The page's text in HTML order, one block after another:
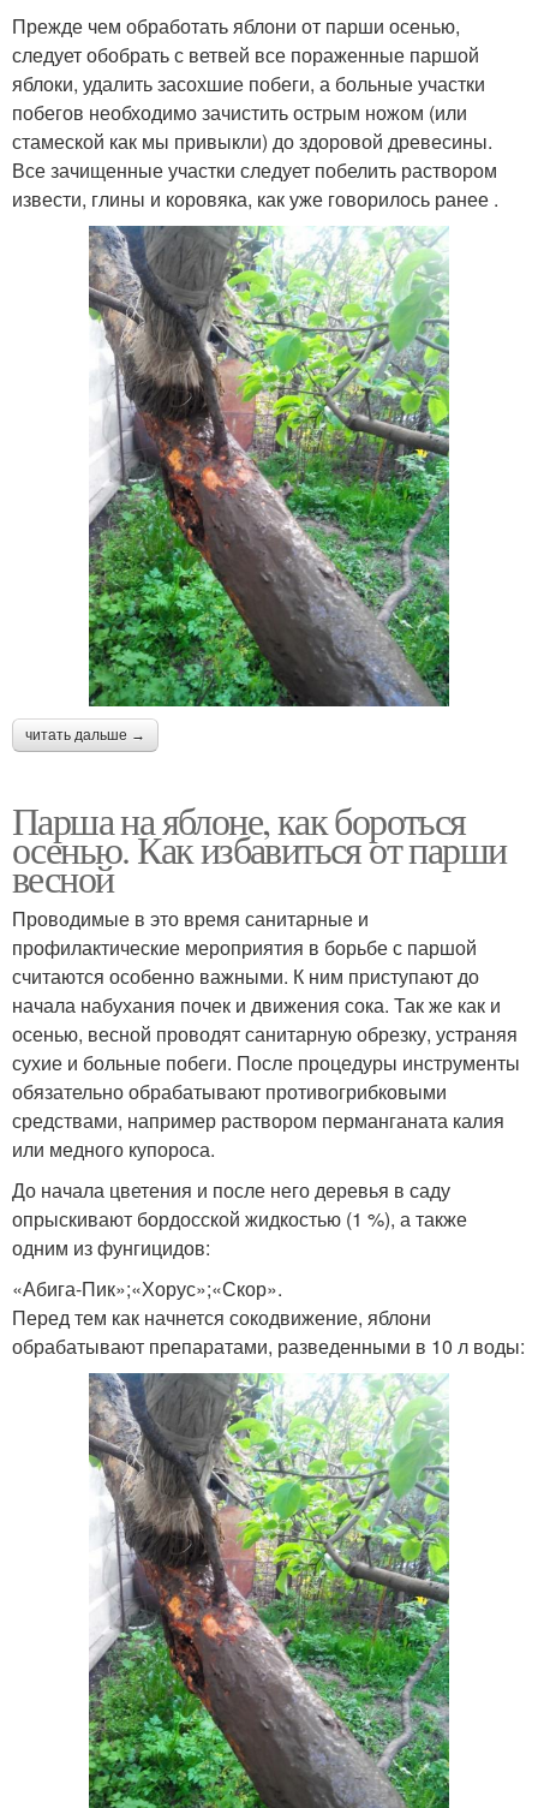
Прежде чем обработать яблони от парши осенью,
следует обобрать с ветвей все пораженные паршой
яблоки, удалить засохшие побеги, а больные участки
побегов необходимо зачистить острым ножом (или
стамеской как мы привыкли) до здоровой древесины.
Все зачищенные участки следует побелить раствором
извести, глины и коровяка, как уже говорилось ранее .
читать дальше →
Парша на яблоне, как бороться
осенью. Как избавиться от парши
весной
Проводимые в это время санитарные и
профилактические мероприятия в борьбе с паршой
считаются особенно важными. К ним приступают до
начала набухания почек и движения сока. Так же как и
осенью, весной проводят санитарную обрезку, устраняя
сухие и больные побеги. После процедуры инструменты
обязательно обрабатывают противогрибковыми
средствами, например раствором перманганата калия
или медного купороса.
До начала цветения и после него деревья в саду
опрыскивают бордосской жидкостью (1 %), а также
одним из фунгицидов:
«Абига-Пик»;«Хорус»;«Скор».
Перед тем как начнется сокодвижение, яблони
обрабатывают препаратами, разведенными в 10 л воды: